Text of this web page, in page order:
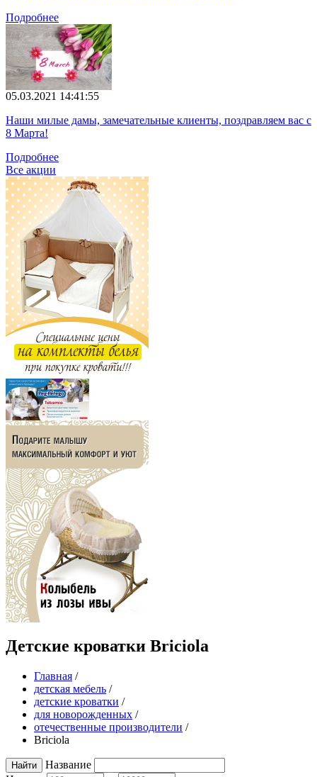
Подробнее
05.03.2021 14:41:55
Наши милые дамы, замечательные клиенты, поздравляем вас с
8 Марта!
Подробнее
Все акции
Детские кроватки Briciola
Главная /
детская мебель /
детские кроватки /
для новорожденных /
отечественные производители /
Briciola
Название